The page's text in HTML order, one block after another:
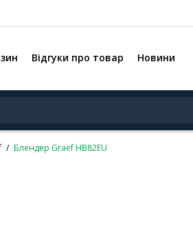
Відгуки про товар Новини
Блендер Graef HB82EU